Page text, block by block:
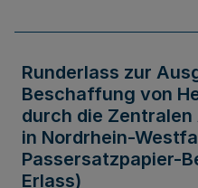
Runderlass zur
Beschaffung von
durch die
in Nordrhein-
Passersatzpapier-
Erlass)